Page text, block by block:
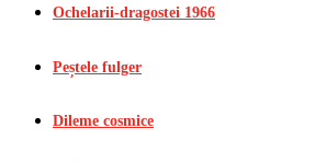
Ochelarii-dragostei 1966
Peștele fulger
Dileme cosmice